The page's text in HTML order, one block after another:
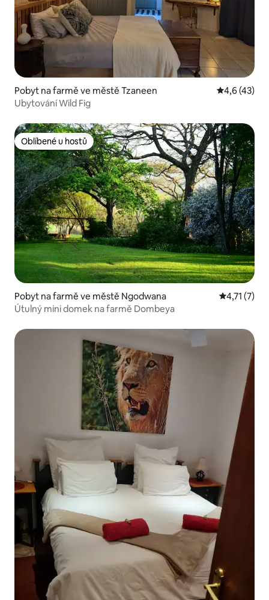
Pobyt na farmě ve městě Tzaneen Průměrné
4,6 (43)
Ubytování Wild Fig
Oblíbené u hostů
Oblíbené u hostů
Pobyt na farmě ve městě Ngodwana Průměrné
4,71 (7)
Útulný mini domek na farmě Dombeya